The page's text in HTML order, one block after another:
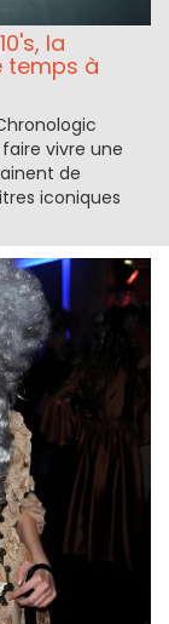
la
temps à
vivre une
de
iconiques